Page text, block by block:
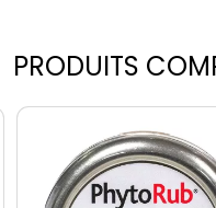
PRODUITS